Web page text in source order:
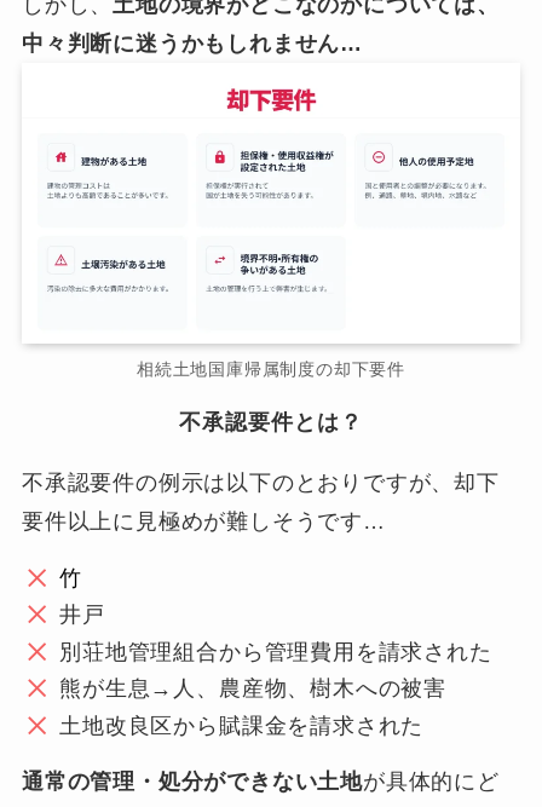
しかし、土地の境界がどこなのかについては、
中々判断に迷うかもしれません…
相続土地国庫帰属制度の却下要件
不承認要件とは？
不承認要件の例示は以下のとおりですが、却下
要件以上に見極めが難しそうです…
竹
井戸
別荘地管理組合から管理費用を請求された
熊が生息→人、農産物、樹木への被害
土地改良区から賦課金を請求された
通常の管理・処分ができない土地が具体的にど